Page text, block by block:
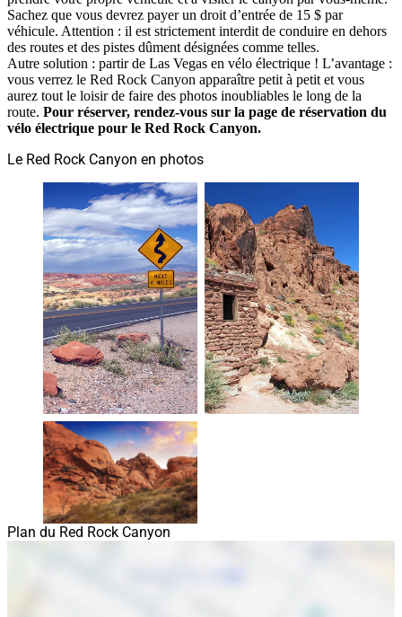
Sachez que vous devrez payer un droit d’entrée de 15 $ par
véhicule. Attention : il est strictement interdit de conduire en dehors
des routes et des pistes dûment désignées comme telles.
Autre solution : partir de Las Vegas en vélo électrique ! L’avantage :
vous verrez le Red Rock Canyon apparaître petit à petit et vous
aurez tout le loisir de faire des photos inoubliables le long de la
route. Pour réserver, rendez-vous sur la page de réservation du
vélo électrique pour le Red Rock Canyon.
Le Red Rock Canyon en photos
Plan du Red Rock Canyon